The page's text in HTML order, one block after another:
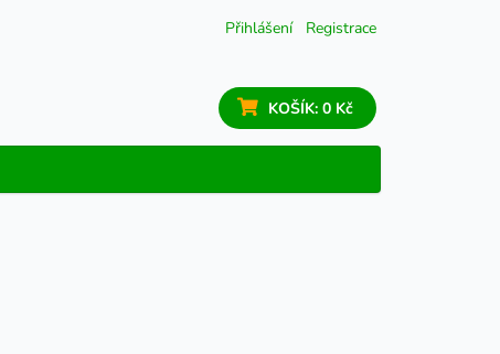
Přihlášení Registrace
KOŠÍK: 0 Kč